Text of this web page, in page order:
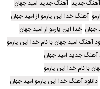
آهنگ جدید آهنگ جدید امید جهان
آهنگ خدا این یارمو از امید جهان
جهان خدا این یارمو از امید جهان
آهنگ امید جهان با نام خدا این یارمو
آهنگ جدید امید جهان
با نام خدا این یارمو
دانلود آهنگ خدا این یارمو امید جهان